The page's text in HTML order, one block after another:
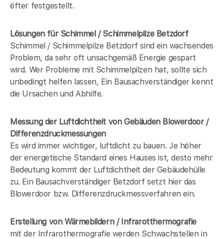
öfter festgestellt.
Lösungen für Schimmel / Schimmelpilze Betzdorf
Schimmel / Schimmelpilze Betzdorf sind ein wachsendes
Problem, da sehr oft unsachgemäß Energie gespart
wird. Wer Probleme mit Schimmelpilzen hat, sollte sich
unbedingt helfen lassen, Ein Bausachverständiger kennt
die Ursachen und Abhilfe.
Messung der Luftdichtheit von Gebäuden Blowerdoor /
Differenzdruckmessungen
Es wird immer wichtiger, luftdicht zu bauen. Je höher
der energetische Standard eines Hauses ist, desto mehr
Bedeutung kommt der Luftdichtheit der Gebäudehülle
zu. Ein Bausachverständiger Betzdorf setzt hier das
Blowerdoor bzw. Differenzdruckmessverfahren ein.
Erstellung von Wärmebildern / Infrarotthermografie
mit der Infrarothermografie werden Schwachstellen in